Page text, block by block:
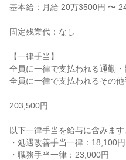
基本給：月給 20万3500円 〜
固定残業代：なし
【一律手当】
全員に一律で支払われる通勤
全員に一律で支払われるその他
203,500円
以下一律手当を給与に含みます
・処遇改善手当一律：18,100円
・職務手当一律：23,000円